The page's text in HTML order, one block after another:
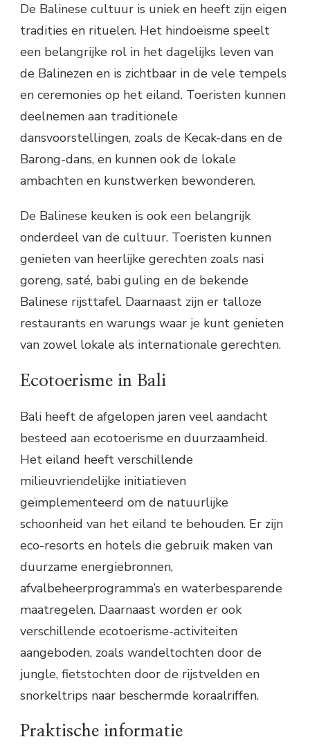
De Balinese cultuur is uniek en heeft zijn eigen
tradities en rituelen. Het hindoeïsme speelt
een belangrijke rol in het dagelijks leven van
de Balinezen en is zichtbaar in de vele tempels
en ceremonies op het eiland. Toeristen kunnen
deelnemen aan traditionele
dansvoorstellingen, zoals de Kecak-dans en de
Barong-dans, en kunnen ook de lokale
ambachten en kunstwerken bewonderen.
De Balinese keuken is ook een belangrijk
onderdeel van de cultuur. Toeristen kunnen
genieten van heerlijke gerechten zoals nasi
goreng, saté, babi guling en de bekende
Balinese rijsttafel. Daarnaast zijn er talloze
restaurants en warungs waar je kunt genieten
van zowel lokale als internationale gerechten.
Ecotoerisme in Bali
Bali heeft de afgelopen jaren veel aandacht
besteed aan ecotoerisme en duurzaamheid.
Het eiland heeft verschillende
milieuvriendelijke initiatieven
geïmplementeerd om de natuurlijke
schoonheid van het eiland te behouden. Er zijn
eco-resorts en hotels die gebruik maken van
duurzame energiebronnen,
afvalbeheerprogramma’s en waterbesparende
maatregelen. Daarnaast worden er ook
verschillende ecotoerisme-activiteiten
aangeboden, zoals wandeltochten door de
jungle, fietstochten door de rijstvelden en
snorkeltrips naar beschermde koraalriffen.
Praktische informatie